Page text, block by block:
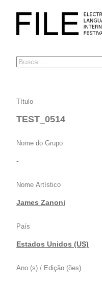
FILE
FESTIVAL
TEST_0514
Título
TEST_0514
Nome do Grupo
-
Nome Artístico
James Zanoni
País
Estados Unidos (US)
Ano (s) / Edição (ões)